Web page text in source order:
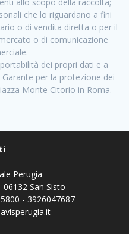
che lo riguardano a fini
o di vendita diretta o per il
o di comunicazione
dei propri dati e a
per la protezione dei
Monte Citorio in Roma.
Perugia
06132 San Sisto
- 3926047687